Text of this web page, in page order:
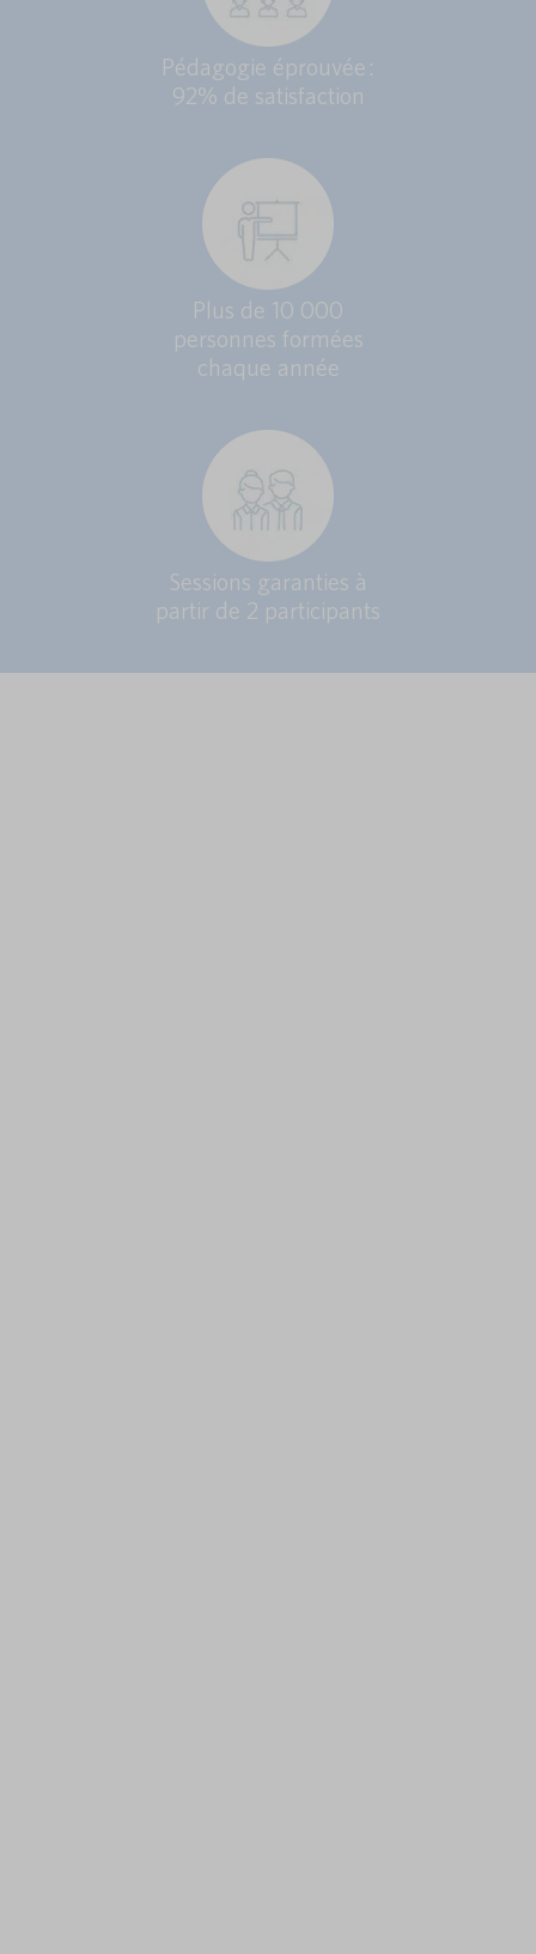
Pédagogie éprouvée :
92% de satisfaction
Plus de 10 000
personnes formées
chaque année
Sessions garanties à
partir de 2 participants